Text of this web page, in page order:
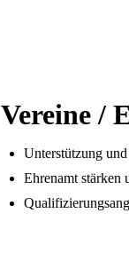
Vereine /
Unterstützung
Ehrenamt stärken